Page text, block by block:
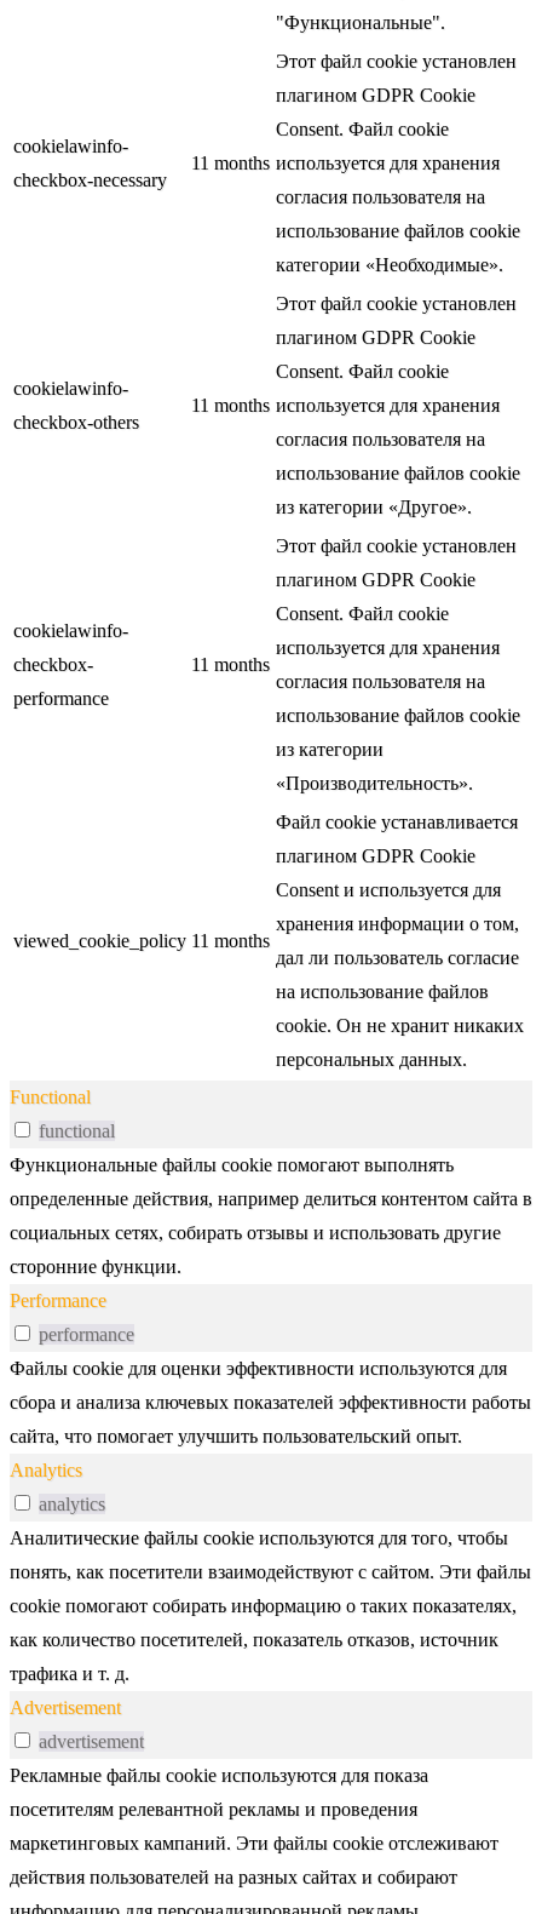
"Функциональные".
cookielawinfo-
checkbox-necessary
11 months
Этот файл cookie установлен
плагином GDPR Cookie
Consent. Файл cookie
используется для хранения
согласия пользователя на
использование файлов cookie
категории «Необходимые».
cookielawinfo-
checkbox-others
11 months
Этот файл cookie установлен
плагином GDPR Cookie
Consent. Файл cookie
используется для хранения
согласия пользователя на
использование файлов cookie
из категории «Другое».
cookielawinfo-
checkbox-
performance
11 months
Этот файл cookie установлен
плагином GDPR Cookie
Consent. Файл cookie
используется для хранения
согласия пользователя на
использование файлов cookie
из категории
«Производительность».
viewed_cookie_policy 11 months
Файл cookie устанавливается
плагином GDPR Cookie
Consent и используется для
хранения информации о том,
дал ли пользователь согласие
на использование файлов
cookie. Он не хранит никаких
персональных данных.
Functional
functional
Функциональные файлы cookie помогают выполнять
определенные действия, например делиться контентом сайта в
социальных сетях, собирать отзывы и использовать другие
сторонние функции.
Performance
performance
Файлы cookie для оценки эффективности используются для
сбора и анализа ключевых показателей эффективности работы
сайта, что помогает улучшить пользовательский опыт.
Analytics
analytics
Аналитические файлы cookie используются для того, чтобы
понять, как посетители взаимодействуют с сайтом. Эти файлы
cookie помогают собирать информацию о таких показателях,
как количество посетителей, показатель отказов, источник
трафика и т. д.
Advertisement
advertisement
Рекламные файлы cookie используются для показа
посетителям релевантной рекламы и проведения
маркетинговых кампаний. Эти файлы cookie отслеживают
действия пользователей на разных сайтах и собирают